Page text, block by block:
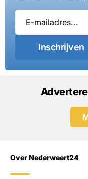
Inschrijven
Over Nederweert24